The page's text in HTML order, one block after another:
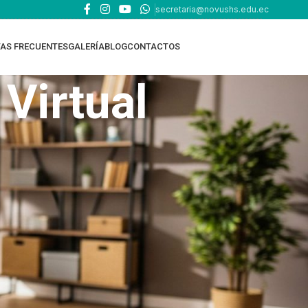
secretaria@novushs.edu.ec
FRECUENTESGALERÍABLOGCONTACTOS
TOP RATED PRODUCTS
EDUCACIÓN ONLINE
EDUCACIÓN EN CASA -
HOMESCHOOL Oferta
Académica y requisitos